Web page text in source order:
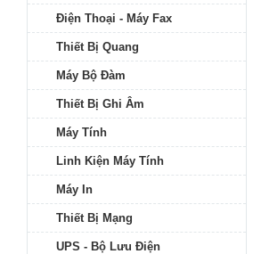
Điện Thoại - Máy Fax
Thiết Bị Quang
Máy Bộ Đàm
Thiết Bị Ghi Âm
Máy Tính
Linh Kiện Máy Tính
Máy In
Thiết Bị Mạng
UPS - Bộ Lưu Điện